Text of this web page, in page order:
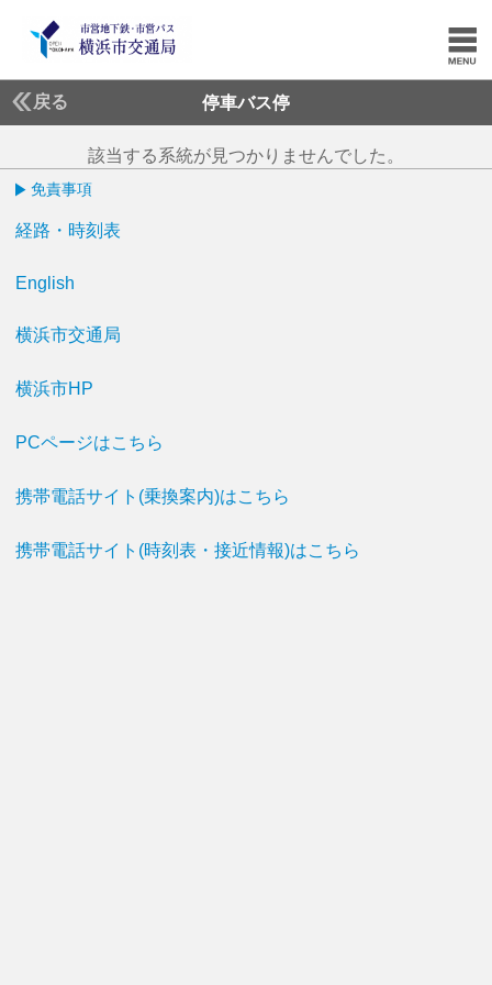
戻る 停車バス停
該当する系統が見つかりませんでした。
免責事項
経路・時刻表
English
横浜市交通局
横浜市HP
PCページはこちら
携帯電話サイト(乗換案内)はこちら
携帯電話サイト(時刻表・接近情報)はこちら